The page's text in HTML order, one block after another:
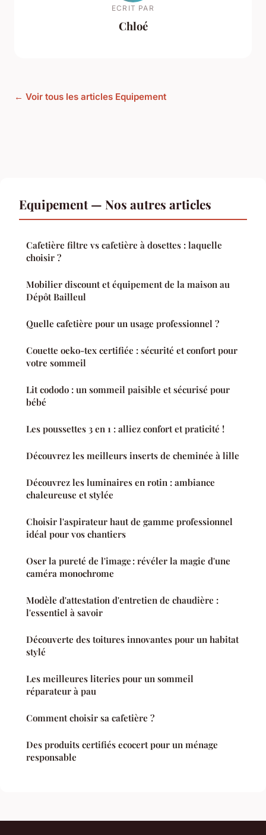
ECRIT PAR
Chloé
← Voir tous les articles Equipement
Equipement — Nos autres articles
Cafetière filtre vs cafetière à dosettes : laquelle
choisir ?
Mobilier discount et équipement de la maison au
Dépôt Bailleul
Quelle cafetière pour un usage professionnel ?
Couette oeko-tex certifiée : sécurité et confort pour
votre sommeil
Lit cododo : un sommeil paisible et sécurisé pour
bébé
Les poussettes 3 en 1 : alliez confort et praticité !
Découvrez les meilleurs inserts de cheminée à lille
Découvrez les luminaires en rotin : ambiance
chaleureuse et stylée
Choisir l'aspirateur haut de gamme professionnel
idéal pour vos chantiers
Oser la pureté de l'image : révéler la magie d'une
caméra monochrome
Modèle d'attestation d'entretien de chaudière :
l'essentiel à savoir
Découverte des toitures innovantes pour un habitat
stylé
Les meilleures literies pour un sommeil
réparateur à pau
Comment choisir sa cafetière ?
Des produits certifiés ecocert pour un ménage
responsable